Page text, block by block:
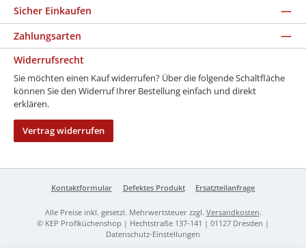
Sicher Einkaufen
Zahlungsarten
Widerrufsrecht
Sie möchten einen Kauf widerrufen? Über die folgende Schaltfläche
können Sie den Widerruf Ihrer Bestellung einfach und direkt
erklären.
Vertrag widerrufen
Kontaktformular Defektes Produkt Ersatzteilanfrage
Alle Preise inkl. gesetzl. Mehrwertsteuer zzgl. Versandkosten.
© KEP Profiküchenshop | Hechtstraße 137-141 | 01127 Dresden |
Datenschutz-Einstellungen